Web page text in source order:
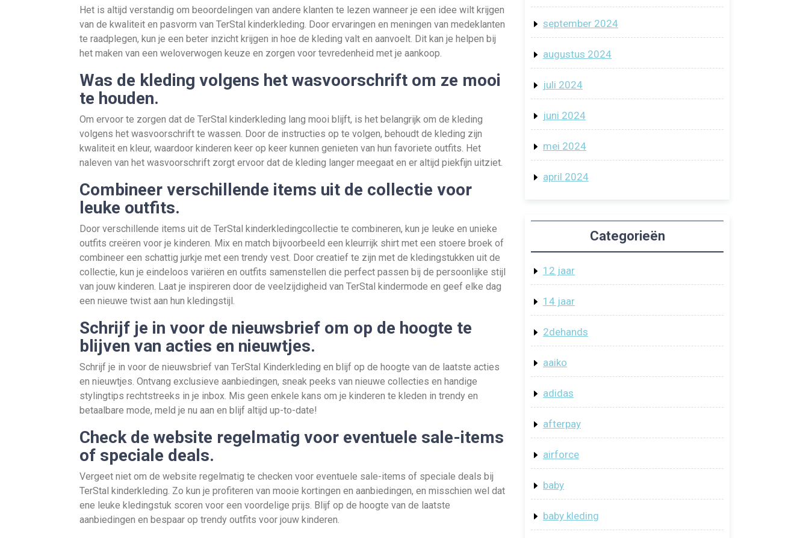
Het is altijd verstandig om beoordelingen van andere klanten te lezen wanneer je een idee wilt krijgen
van de kwaliteit en pasvorm van TerStal kinderkleding. Door ervaringen en meningen van medeklanten
te raadplegen, kun je een beter inzicht krijgen in hoe de kleding valt en aanvoelt. Dit kan je helpen bij
het maken van een weloverwogen keuze en zorgen voor tevredenheid met je aankoop.
Was de kleding volgens het wasvoorschrift om ze mooi
te houden.
Om ervoor te zorgen dat de TerStal kinderkleding lang mooi blijft, is het belangrijk om de kleding
volgens het wasvoorschrift te wassen. Door de instructies op te volgen, behoudt de kleding zijn
kwaliteit en kleur, waardoor kinderen keer op keer kunnen genieten van hun favoriete outfits. Het
naleven van het wasvoorschrift zorgt ervoor dat de kleding langer meegaat en er altijd piekfijn uitziet.
Combineer verschillende items uit de collectie voor
leuke outfits.
Door verschillende items uit de TerStal kinderkledingcollectie te combineren, kun je leuke en unieke
outfits creëren voor je kinderen. Mix en match bijvoorbeeld een kleurrijk shirt met een stoere broek of
combineer een schattig jurkje met een trendy vest. Door creatief te zijn met de kledingstukken uit de
collectie, kun je eindeloos variëren en outfits samenstellen die perfect passen bij de persoonlijke stijl
van jouw kinderen. Laat je inspireren door de veelzijdigheid van TerStal kindermode en geef elke dag
een nieuwe twist aan hun kledingstijl.
Schrijf je in voor de nieuwsbrief om op de hoogte te
blijven van acties en nieuwtjes.
Schrijf je in voor de nieuwsbrief van TerStal Kinderkleding en blijf op de hoogte van de laatste acties
en nieuwtjes. Ontvang exclusieve aanbiedingen, sneak peeks van nieuwe collecties en handige
stylingtips rechtstreeks in je inbox. Mis geen enkele kans om je kinderen te kleden in trendy en
betaalbare mode, meld je nu aan en blijf altijd up-to-date!
Check de website regelmatig voor eventuele sale-items
of speciale deals.
Vergeet niet om de website regelmatig te checken voor eventuele sale-items of speciale deals bij
TerStal kinderkleding. Zo kun je profiteren van mooie kortingen en aanbiedingen, en misschien wel dat
ene leuke kledingstuk scoren voor een voordelige prijs. Blijf op de hoogte van de laatste
aanbiedingen en bespaar op trendy outfits voor jouw kinderen.
september 2024
augustus 2024
juli 2024
juni 2024
mei 2024
april 2024
Categorieën
12 jaar
14 jaar
2dehands
aaiko
adidas
afterpay
airforce
baby
baby kleding